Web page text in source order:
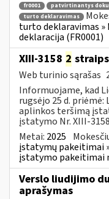
fr0001 patvirtinantys
turto deklaravimas
turto deklaravimas
deklaracija (FR0001)
XIII-3158 2
Web turinio sąrašas
Informuojame, kad
rugsėjo 25 d.
aplinkos teršimą
įstatymo Nr. XIII-
Metai: 2025
įstatymų pakeitimai
įstatymo pakeitimai
Verslo liudijimo
aprašymas